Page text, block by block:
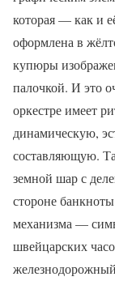
которая — как и
оформлена в
купюры
палочкой. И это
оркестре имеет
динамическую,
составляющую.
земной шар с
стороне
механизма —
швейцарских